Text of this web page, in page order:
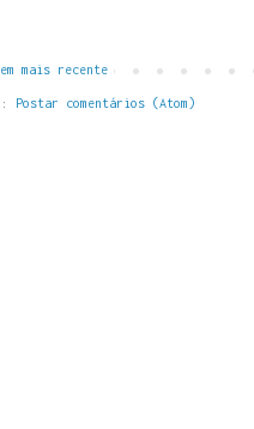
mais recente
Postar comentários (Atom)